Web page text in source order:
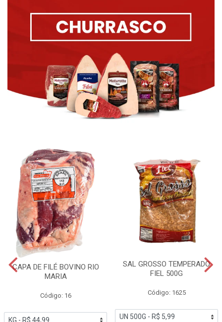
CAPA DE FILÉ BOVINO RIO
MARIA
Código: 16
SAL GROSSO TEMPERADO
FIEL 500G
Código: 1625